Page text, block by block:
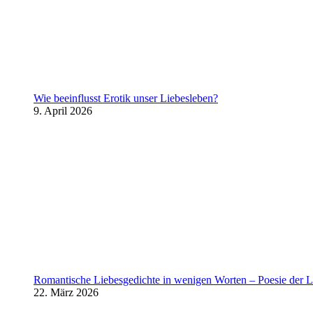
Wie beeinflusst Erotik unser Liebesleben?
9. April 2026
Romantische Liebesgedichte in wenigen Worten – Poesie der
22. März 2026